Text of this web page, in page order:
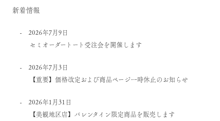
新着情報
2026年7月9日
セミオーダートート受注会を開催します
2026年7月3日
【重要】価格改定および商品ページ一時休止のお知らせ
2026年1月31日
【美観地区店】バレンタイン限定商品を販売します